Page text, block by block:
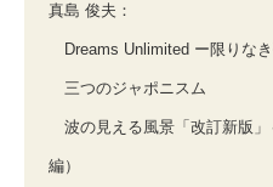
真島 俊夫：
Dreams Unlimited ー限りな
三つのジャポニスム
波の見える風景「改訂新版
編）